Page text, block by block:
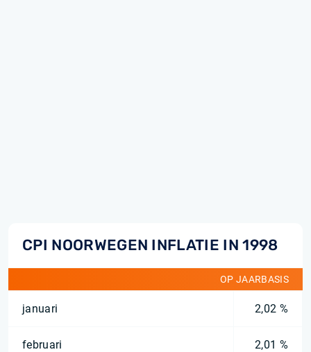
CPI NOORWEGEN INFLATIE IN 1998
OP JAARBASIS
januari 2,02 %
februari 2,01 %